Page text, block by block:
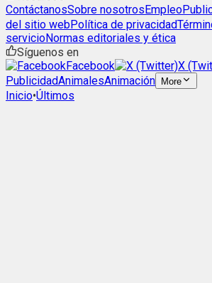
ContáctanosSobre nosotrosEmpleo
del sitio webPolítica de privacidad
servicioNormas editoriales y ética
Síguenos en
Facebook
X
PublicidadAnimalesAnimación More
Inicio•Últimos